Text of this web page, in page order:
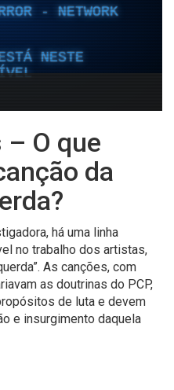
– O que
da
há uma linha
no trabalho dos artistas,
As canções, com
as doutrinas do PCP,
de luta e devem
e insurgimento daquela